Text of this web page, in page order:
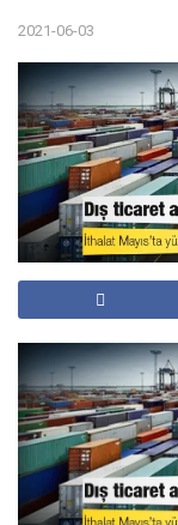
2021-06-03